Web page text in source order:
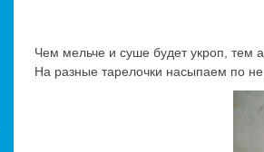
Чем мельче и суше будет укроп, тем
На разные тарелочки насыпаем по